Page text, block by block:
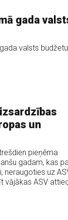
gada
valsts
un
pieņēma
gadam, kas
neraugoties uz
vājākas ASV